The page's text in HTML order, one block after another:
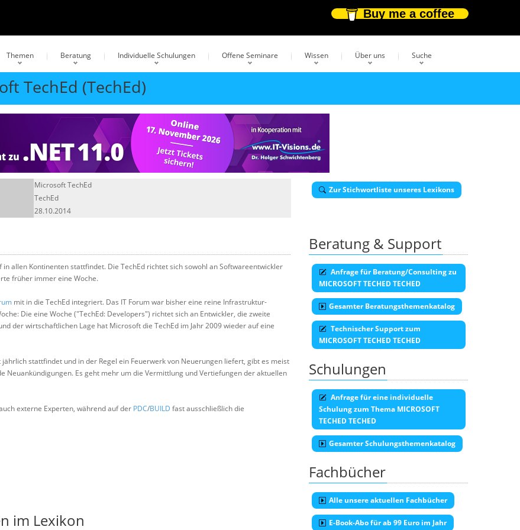
Buy me a coffee
Themen Beratung Individuelle Schulungen Offene Seminare Wissen Über uns Suche
TechEd (TechEd)
Microsoft TechEd
TechEd
28.10.2014
Zur Stichwortliste unseres Lexikons
allen Kontinenten stattfindet. Die TechEd richtet sich sowohl an Softwareentwickler
früher immer eine Woche.
mit in die TechEd integriert. Das IT Forum war bisher eine reine Infrastruktur-
Die eine Woche ("TechEd: Developers") richtet sich an Entwickler, die zweite
der wirtschaftlichen Lage hat Microsoft die TechEd im Jahr 2009 wieder auf eine
stattfindet und in der Regel ein Feuerwerk von Neuerungen liefert, gibt es meist
Neuankündigungen. Es geht mehr um die Vermittlung und Vertiefungen der aktuellen
externe Experten, während auf der PDC/BUILD fast ausschließlich die
im Lexikon
Beratung & Support
Anfrage für Beratung/Consulting zu
MICROSOFT TECHED TECHED
Gesamter Beratungsthemenkatalog
Technischer Support zum
MICROSOFT TECHED TECHED
Schulungen
Anfrage für eine individuelle
Schulung zum Thema MICROSOFT
TECHED TECHED
Gesamter Schulungsthemenkatalog
Fachbücher
Alle unsere aktuellen Fachbücher
E-Book-Abo für ab 99 Euro im Jahr